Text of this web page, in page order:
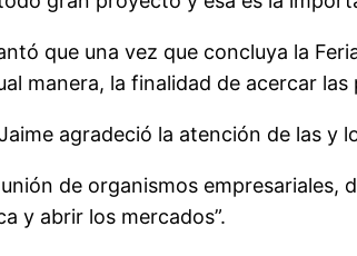
que una vez que concluya la
manera, la finalidad de acercar
agradeció la atención de las
de organismos
y abrir los mercados”.